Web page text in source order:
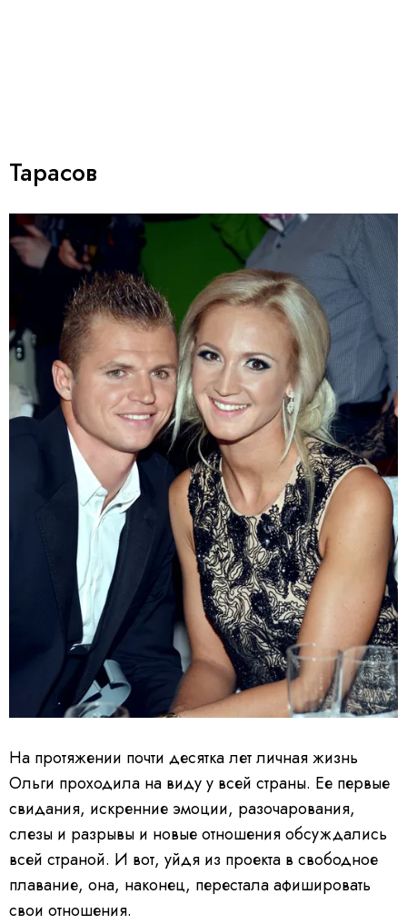
Тарасов
На протяжении почти десятка лет личная жизнь
Ольги проходила на виду у всей страны. Ее первые
свидания, искренние эмоции, разочарования,
слезы и разрывы и новые отношения обсуждались
всей страной. И вот, уйдя из проекта в свободное
плавание, она, наконец, перестала афишировать
свои отношения.